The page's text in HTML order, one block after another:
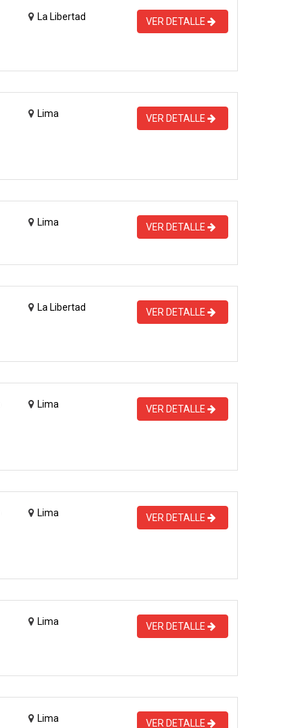
La Libertad VER DETALLE
Lima VER DETALLE
Lima VER DETALLE
La Libertad VER DETALLE
Lima VER DETALLE
Lima VER DETALLE
Lima VER DETALLE
Lima VER DETALLE